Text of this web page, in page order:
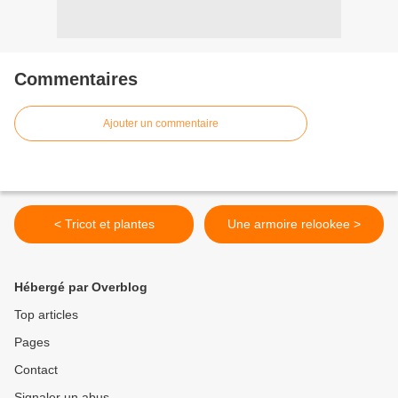
Commentaires
Ajouter un commentaire
< Tricot et plantes Une armoire relookee >
Hébergé par Overblog
Top articles
Pages
Contact